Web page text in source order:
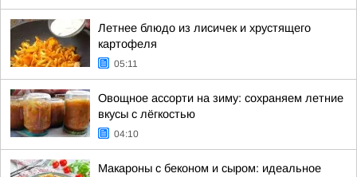
Летнее блюдо из лисичек и хрустящего
картофеля
05:11
Овощное ассорти на зиму: сохраняем летние
вкусы с лёгкостью
04:10
Макароны с беконом и сыром: идеальное